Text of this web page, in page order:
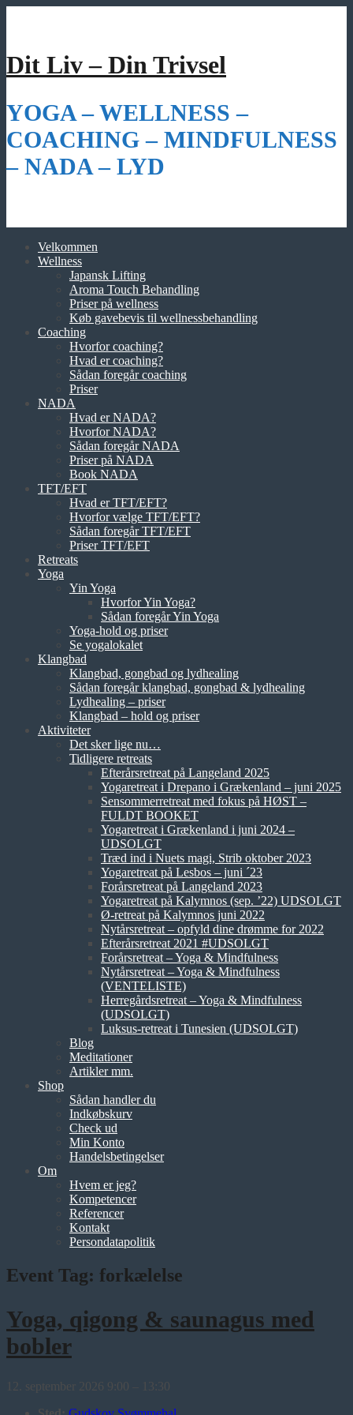
Dit Liv – Din Trivsel
YOGA – WELLNESS –
COACHING – MINDFULNESS
– NADA – LYD
Velkommen
Wellness
Japansk Lifting
Aroma Touch Behandling
Priser på wellness
Køb gavebevis til wellnessbehandling
Coaching
Hvorfor coaching?
Hvad er coaching?
Sådan foregår coaching
Priser
NADA
Hvad er NADA?
Hvorfor NADA?
Sådan foregår NADA
Priser på NADA
Book NADA
TFT/EFT
Hvad er TFT/EFT?
Hvorfor vælge TFT/EFT?
Sådan foregår TFT/EFT
Priser TFT/EFT
Retreats
Yoga
Yin Yoga
Hvorfor Yin Yoga?
Sådan foregår Yin Yoga
Yoga-hold og priser
Se yogalokalet
Klangbad
Klangbad, gongbad og lydhealing
Sådan foregår klangbad, gongbad & lydhealing
Lydhealing – priser
Klangbad – hold og priser
Aktiviteter
Det sker lige nu…
Tidligere retreats
Efterårsretreat på Langeland 2025
Yogaretreat i Drepano i Grækenland – juni 2025
Sensommerretreat med fokus på HØST –
FULDT BOOKET
Yogaretreat i Grækenland i juni 2024 –
UDSOLGT
Træd ind i Nuets magi, Strib oktober 2023
Yogaretreat på Lesbos – juni ´23
Forårsretreat på Langeland 2023
Yogaretreat på Kalymnos (sep. ’22) UDSOLGT
Ø-retreat på Kalymnos juni 2022
Nytårsretreat – opfyld dine drømme for 2022
Efterårsretreat 2021 #UDSOLGT
Forårsretreat – Yoga & Mindfulness
Nytårsretreat – Yoga & Mindfulness
(VENTELISTE)
Herregårdsretreat – Yoga & Mindfulness
(UDSOLGT)
Luksus-retreat i Tunesien (UDSOLGT)
Blog
Meditationer
Artikler mm.
Shop
Sådan handler du
Indkøbskurv
Check ud
Min Konto
Handelsbetingelser
Om
Hvem er jeg?
Kompetencer
Referencer
Kontakt
Persondatapolitik
Event Tag: forkælelse
Yoga, qigong & saunagus med
bobler
12. september 2026 9:00
13:30